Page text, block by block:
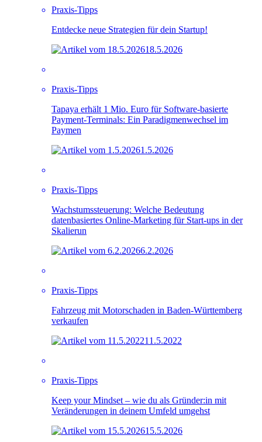
Praxis-Tipps
Entdecke neue Strategien für dein Startup!
18.5.2026
Praxis-Tipps
Tapaya erhält 1 Mio. Euro für Software-basierte
Payment-Terminals: Ein Paradigmenwechsel im
Paymen
1.5.2026
Praxis-Tipps
Wachstumssteuerung: Welche Bedeutung
datenbasiertes Online-Marketing für Start-ups in der
Skalierun
6.2.2026
Praxis-Tipps
Fahrzeug mit Motorschaden in Baden-Württemberg
verkaufen
11.5.2022
Praxis-Tipps
Keep your Mindset – wie du als Gründer:in mit
Veränderungen in deinem Umfeld umgehst
15.5.2026